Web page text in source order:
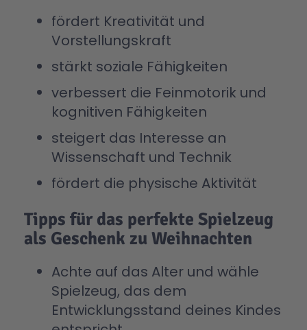
fördert Kreativität und
Vorstellungskraft
stärkt soziale Fähigkeiten
verbessert die Feinmotorik und
kognitiven Fähigkeiten
steigert das Interesse an
Wissenschaft und Technik
fördert die physische Aktivität
Tipps für das perfekte Spielzeug
als Geschenk zu Weihnachten
Achte auf das Alter und wähle
Spielzeug, das dem
Entwicklungsstand deines Kindes